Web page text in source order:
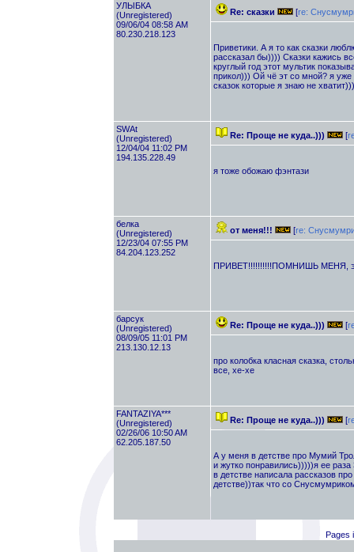
УЛЫБКА
(Unregistered)
09/06/04 08:58 AM
80.230.218.123
Re: сказки [re:
Приветики. А я то как сказки
рассказал бы)))) Сказки кажись
круглый год этот мультик
прикол))) Ой чё эт со мной? я
сказок которые я знаю не
SWAt
(Unregistered)
12/04/04 11:02 PM
194.135.228.49
Re: Проще не куда..))) [
я тоже обожаю фэнтази
белка
(Unregistered)
12/23/04 07:55 PM
84.204.123.252
от меня!!! [re:
ПРИВЕТ!!!!!!!!!!ПОМНИШЬ МЕНЯ, эт
барсук
(Unregistered)
08/09/05 11:01 PM
213.130.12.13
Re: Проще не куда..))) [
про колобка класная сказка,
все, хе-хе
FANTAZIYA***
(Unregistered)
02/26/06 10:50 AM
62.205.187.50
Re: Проще не куда..))) [
А у меня в детстве про Мумий
и жутко понравились)))))я ее
в детстве написала рассказов
детстве))так что со
Pages